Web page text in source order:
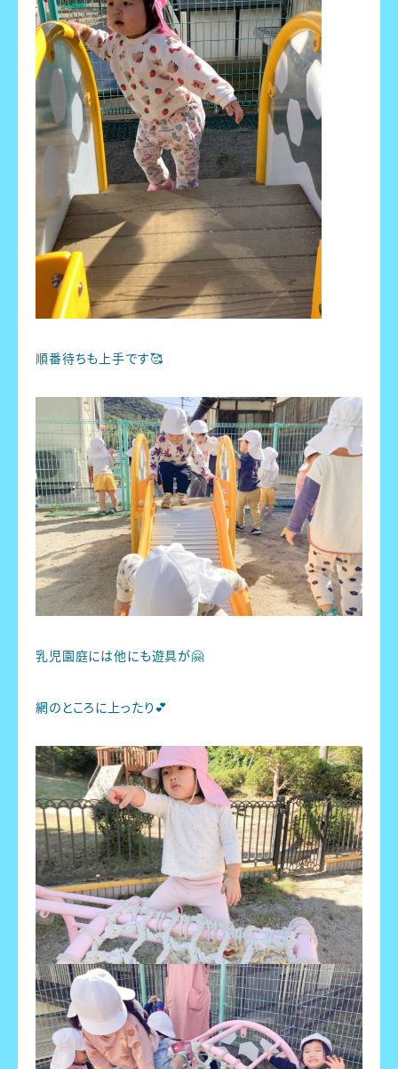
順番待ちも上手です🥰
乳児園庭には他にも遊具が🤗
網のところに上ったり💕